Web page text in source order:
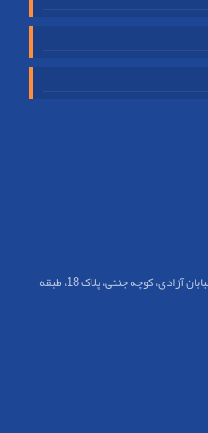
: تهران، میدان انقلاب، ابتدای خیابان آزادی، کوچه جنتی، پلاک 18، طبقه